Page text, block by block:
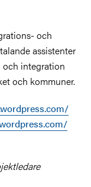
och
assistenter
och integration
och kommuner.